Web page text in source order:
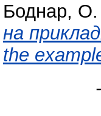
Боднар, О.
на
the